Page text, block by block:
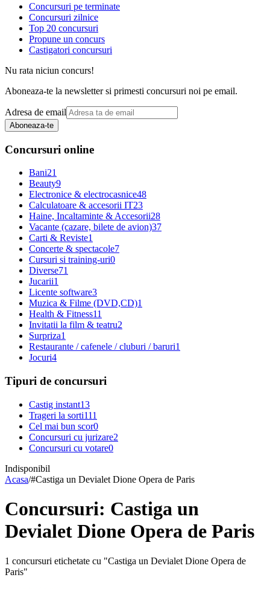
Concursuri pe terminate
Concursuri zilnice
Top 20 concursuri
Propune un concurs
Castigatori concursuri
Nu rata niciun concurs!
Aboneaza-te la newsletter si primesti concursuri noi pe email.
Adresa de email
Aboneaza-te
Concursuri online
Bani21
Beauty9
Electronice & electrocasnice48
Calculatoare & accesorii IT23
Haine, Incaltaminte & Accesorii28
Vacante (cazare, bilete de avion)37
Carti & Reviste1
Concerte & spectacole7
Cursuri si training-uri0
Diverse71
Jucarii1
Licente software3
Muzica & Filme (DVD,CD)1
Health & Fitness11
Invitatii la film & teatru2
Surpriza1
Restaurante / cafenele / cluburi / baruri1
Jocuri4
Tipuri de concursuri
Castig instant13
Trageri la sorti111
Cel mai bun scor0
Concursuri cu jurizare2
Concursuri cu votare0
Indisponibil
Acasa/#Castiga un Devialet Dione Opera de Paris
Concursuri: Castiga un
Devialet Dione Opera de Paris
1 concursuri etichetate cu "Castiga un Devialet Dione Opera de
Paris"